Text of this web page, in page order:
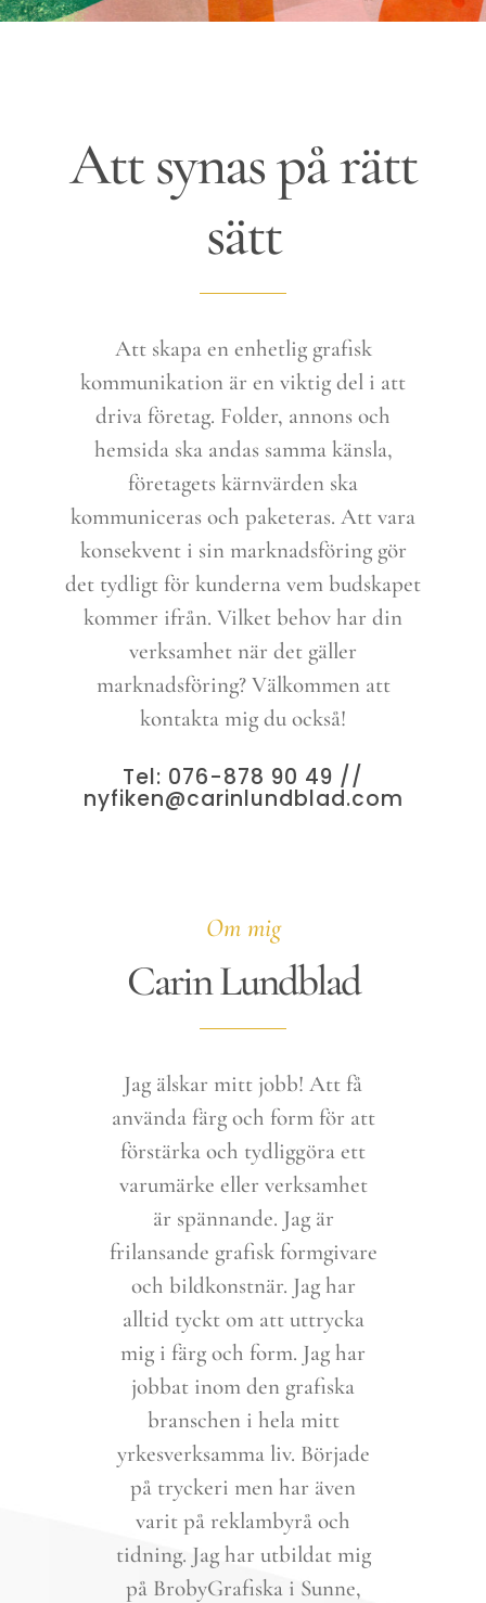
Att synas på rätt
sätt
Att skapa en enhetlig grafisk
kommunikation är en viktig del i att
driva företag. Folder, annons och
hemsida ska andas samma känsla,
företagets kärnvärden ska
kommuniceras och paketeras. Att vara
konsekvent i sin marknadsföring gör
det tydligt för kunderna vem budskapet
kommer ifrån. Vilket behov har din
verksamhet när det gäller
marknadsföring? Välkommen att
kontakta mig du också!
Tel: 076-878 90 49 //
nyfiken@carinlundblad.com
Om mig
Carin Lundblad
Jag älskar mitt jobb! Att få
använda färg och form för att
förstärka och tydliggöra ett
varumärke eller verksamhet
är spännande. Jag är
frilansande grafisk formgivare
och bildkonstnär. Jag har
alltid tyckt om att uttrycka
mig i färg och form. Jag har
jobbat inom den grafiska
branschen i hela mitt
yrkesverksamma liv. Började
på tryckeri men har även
varit på reklambyrå och
tidning. Jag har utbildat mig
på BrobyGrafiska i Sunne,